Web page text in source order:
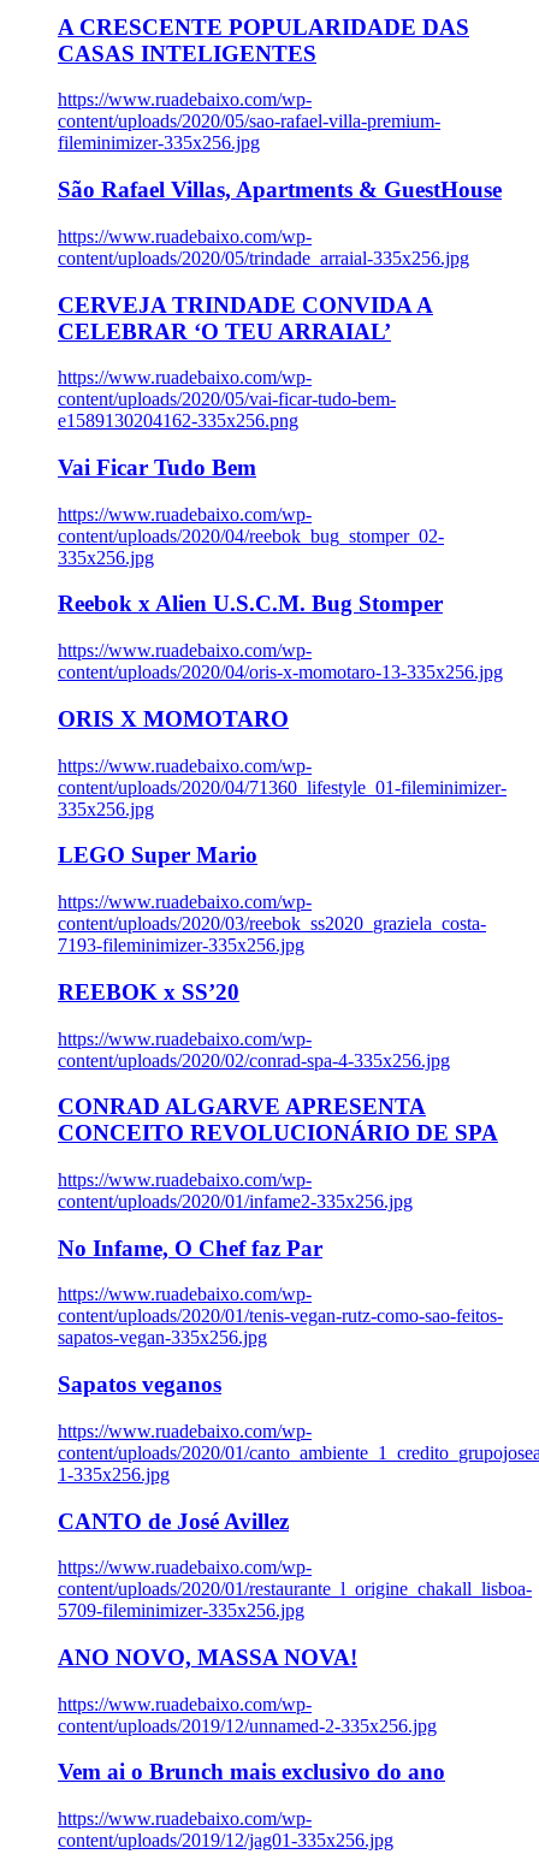
A CRESCENTE POPULARIDADE DAS
CASAS INTELIGENTES
https://www.ruadebaixo.com/wp-
content/uploads/2020/05/sao-rafael-villa-premium-
fileminimizer-335x256.jpg
São Rafael Villas, Apartments & GuestHouse
https://www.ruadebaixo.com/wp-
content/uploads/2020/05/trindade_arraial-335x256.jpg
CERVEJA TRINDADE CONVIDA A
CELEBRAR ‘O TEU ARRAIAL’
https://www.ruadebaixo.com/wp-
content/uploads/2020/05/vai-ficar-tudo-bem-
e1589130204162-335x256.png
Vai Ficar Tudo Bem
https://www.ruadebaixo.com/wp-
content/uploads/2020/04/reebok_bug_stomper_02-
335x256.jpg
Reebok x Alien U.S.C.M. Bug Stomper
https://www.ruadebaixo.com/wp-
content/uploads/2020/04/oris-x-momotaro-13-335x256.jpg
ORIS X MOMOTARO
https://www.ruadebaixo.com/wp-
content/uploads/2020/04/71360_lifestyle_01-fileminimizer-
335x256.jpg
LEGO Super Mario
https://www.ruadebaixo.com/wp-
content/uploads/2020/03/reebok_ss2020_graziela_costa-
7193-fileminimizer-335x256.jpg
REEBOK x SS’20
https://www.ruadebaixo.com/wp-
content/uploads/2020/02/conrad-spa-4-335x256.jpg
CONRAD ALGARVE APRESENTA
CONCEITO REVOLUCIONÁRIO DE SPA
https://www.ruadebaixo.com/wp-
content/uploads/2020/01/infame2-335x256.jpg
No Infame, O Chef faz Par
https://www.ruadebaixo.com/wp-
content/uploads/2020/01/tenis-vegan-rutz-como-sao-feitos-
sapatos-vegan-335x256.jpg
Sapatos veganos
https://www.ruadebaixo.com/wp-
content/uploads/2020/01/
1-335x256.jpg
CANTO de José Avillez
https://www.ruadebaixo.com/wp-
content/uploads/2020/01/restaurante_l_origine_chakall_lisboa-
5709-fileminimizer-335x256.jpg
ANO NOVO, MASSA NOVA!
https://www.ruadebaixo.com/wp-
content/uploads/2019/12/unnamed-2-335x256.jpg
Vem ai o Brunch mais exclusivo do ano
https://www.ruadebaixo.com/wp-
content/uploads/2019/12/jag01-335x256.jpg